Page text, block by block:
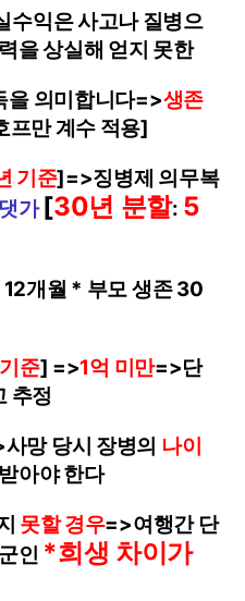
수익은 사고나 질병으
을 상실해 얻지 못한
미합니다=>생존
만 계수 적용]
기준]=>징병제 의무복
가 [30년 분할: 5
* 부모 생존 30
준] =>1억 미만=>단
추정
망 당시 장병의 나이
아야 한다
못할 경우=>여행간 단
인 *희생 차이가